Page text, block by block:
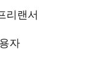
리랜서
자